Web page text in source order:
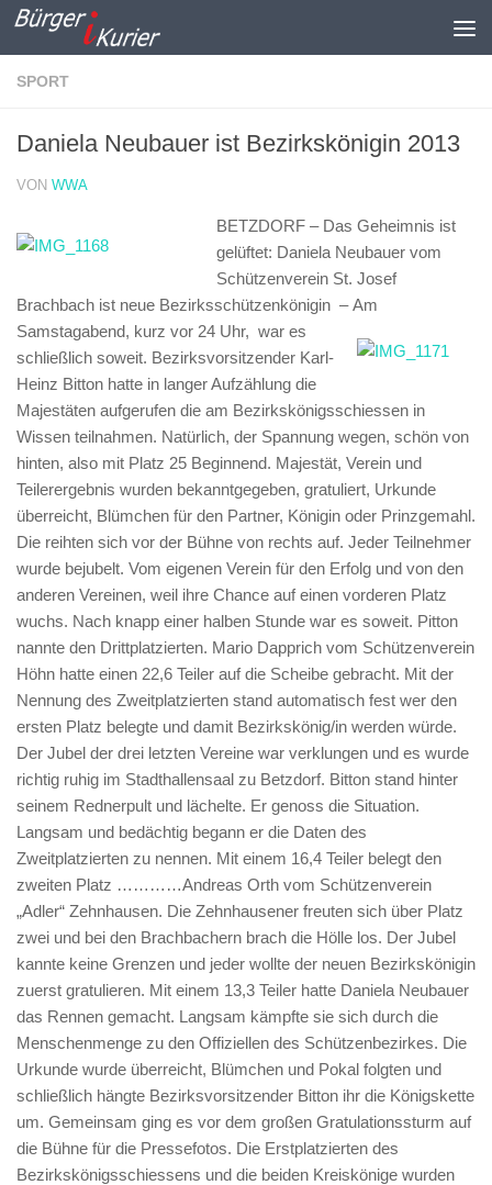
Zum Inhalt springen
SPORT
Daniela Neubauer ist Bezirkskönigin 2013
VON WWA
BETZDORF – Das Geheimnis ist
gelüftet: Daniela Neubauer vom
Schützenverein St. Josef
Brachbach ist neue Bezirksschützenkönigin –Am
Samstagabend, kurz vor 24 Uhr, war es
schließlich soweit. Bezirksvorsitzender Karl-
Heinz Bitton hatte in langer Aufzählung die
Majestäten aufgerufen die am Bezirkskönigsschiessen in
Wissen teilnahmen. Natürlich, der Spannung wegen, schön von
hinten, also mit Platz 25 Beginnend. Majestät, Verein und
Teilerergebnis wurden bekanntgegeben, gratuliert, Urkunde
überreicht, Blümchen für den Partner, Königin oder Prinzgemahl.
Die reihten sich vor der Bühne von rechts auf. Jeder Teilnehmer
wurde bejubelt. Vom eigenen Verein für den Erfolg und von den
anderen Vereinen, weil ihre Chance auf einen vorderen Platz
wuchs. Nach knapp einer halben Stunde war es soweit. Pitton
nannte den Drittplatzierten. Mario Dapprich vom Schützenverein
Höhn hatte einen 22,6 Teiler auf die Scheibe gebracht. Mit der
Nennung des Zweitplatzierten stand automatisch fest wer den
ersten Platz belegte und damit Bezirkskönig/in werden würde.
Der Jubel der drei letzten Vereine war verklungen und es wurde
richtig ruhig im Stadthallensaal zu Betzdorf. Bitton stand hinter
seinem Rednerpult und lächelte. Er genoss die Situation.
Langsam und bedächtig begann er die Daten des
Zweitplatzierten zu nennen. Mit einem 16,4 Teiler belegt den
zweiten Platz …………Andreas Orth vom Schützenverein
„Adler“ Zehnhausen. Die Zehnhausener freuten sich über Platz
zwei und bei den Brachbachern brach die Hölle los. Der Jubel
kannte keine Grenzen und jeder wollte der neuen Bezirkskönigin
zuerst gratulieren. Mit einem 13,3 Teiler hatte Daniela Neubauer
das Rennen gemacht. Langsam kämpfte sie sich durch die
Menschenmenge zu den Offiziellen des Schützenbezirkes. Die
Urkunde wurde überreicht, Blümchen und Pokal folgten und
schließlich hängte Bezirksvorsitzender Bitton ihr die Königskette
um. Gemeinsam ging es vor dem großen Gratulationssturm auf
die Bühne für die Pressefotos. Die Erstplatzierten des
Bezirkskönigsschiessens und die beiden Kreiskönige wurden